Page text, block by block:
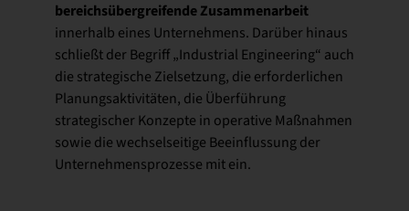
bereichsübergreifende Zusammenarbeit
innerhalb eines Unternehmens. Darüber hinaus
schließt der Begriff „Industrial Engineering“ auch
die strategische Zielsetzung, die erforderlichen
Planungsaktivitäten, die Überführung
strategischer Konzepte in operative Maßnahmen
sowie die wechselseitige Beeinflussung der
Unternehmensprozesse mit ein.